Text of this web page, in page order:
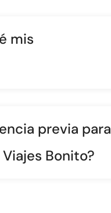
mis
previa para
Bonito?